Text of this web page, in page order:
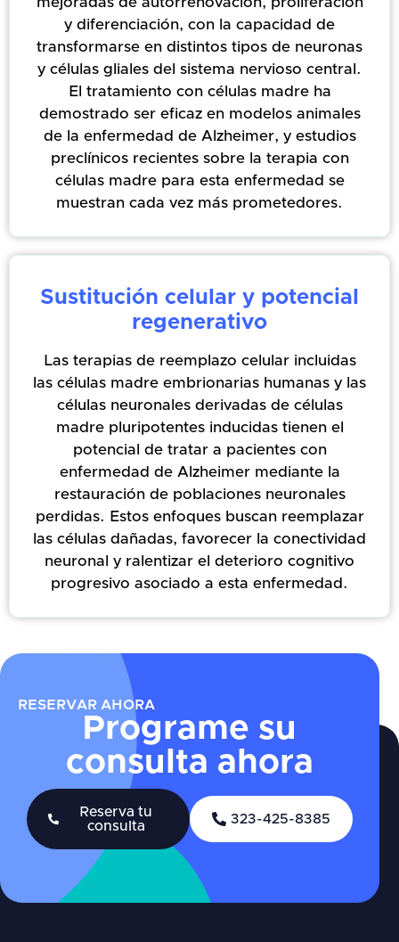
y diferenciación, con la capacidad de
transformarse en distintos tipos de neuronas
y células gliales del sistema nervioso central.
El tratamiento con células madre ha
demostrado ser eficaz en modelos animales
de la enfermedad de Alzheimer, y estudios
preclínicos recientes sobre la terapia con
células madre para esta enfermedad se
muestran cada vez más prometedores.
Sustitución celular y potencial
regenerativo
Las terapias de reemplazo celular incluidas
las células madre embrionarias humanas y las
células neuronales derivadas de células
madre pluripotentes inducidas tienen el
potencial de tratar a pacientes con
enfermedad de Alzheimer mediante la
restauración de poblaciones neuronales
perdidas. Estos enfoques buscan reemplazar
las células dañadas, favorecer la conectividad
neuronal y ralentizar el deterioro cognitivo
progresivo asociado a esta enfermedad.
RESERVAR AHORA
Programe su
consulta ahora
Reserva tu
consulta
323-425-8385